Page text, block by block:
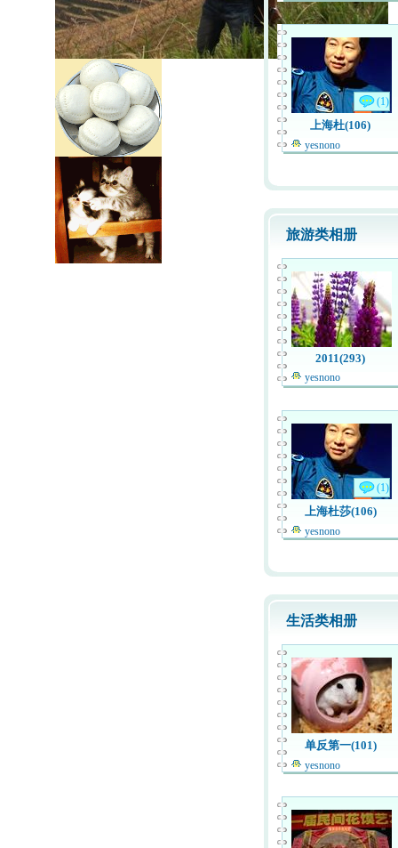
(1)
上海杜(106)
yesnono
旅游类相册
2011(293)
yesnono
(1)
上海杜莎(106)
yesnono
生活类相册
单反第一(101)
yesnono